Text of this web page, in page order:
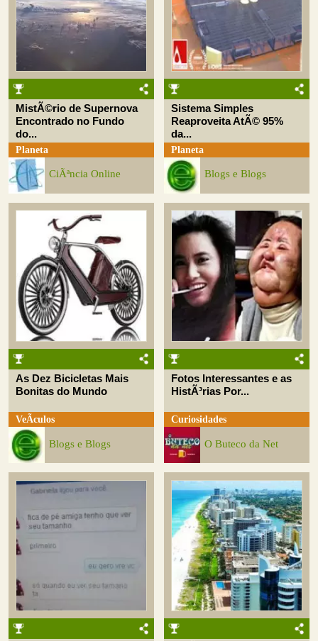
MistÃ©rio de Supernova
Encontrado no Fundo
do...
Planeta
CiÃªncia Online
Sistema Simples
Reaproveita AtÃ© 95%
da...
Planeta
Blogs e Blogs
As Dez Bicicletas Mais
Bonitas do Mundo
VeÃ­culos
Blogs e Blogs
Fotos Interessantes e as
HistÃ³rias Por...
Curiosidades
O Buteco da Net